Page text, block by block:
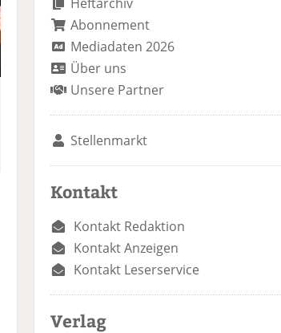
Abonnement
Mediadaten 2026
Über uns
Unsere Partner
Stellenmarkt
Kontakt
Kontakt Redaktion
Kontakt Anzeigen
Kontakt Leserservice
Verlag